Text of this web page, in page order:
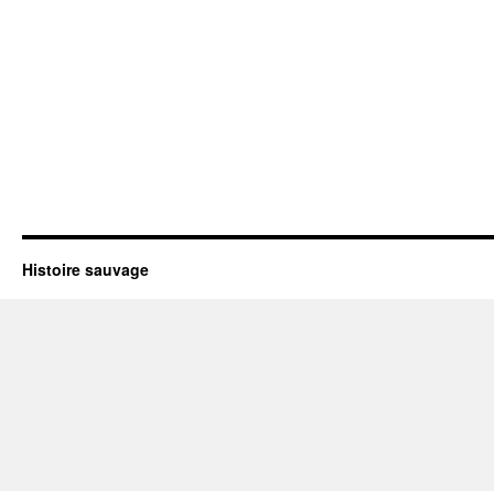
Histoire sauvage